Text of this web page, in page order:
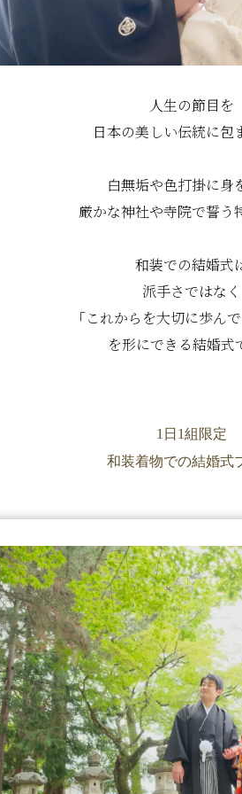
人生の節目を
日本の美しい伝統に包
白無垢や色打掛に身
厳かな神社や寺院で誓う
和装での結婚式
派手さではなく
「これからを大切に歩ん
を形にできる結婚式
1日1組限定
和装着物での結婚式